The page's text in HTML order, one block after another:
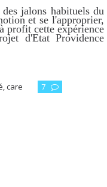
jalons habituels du
et se l'approprier,
profit cette expérience
d'Etat Providence
,care 7